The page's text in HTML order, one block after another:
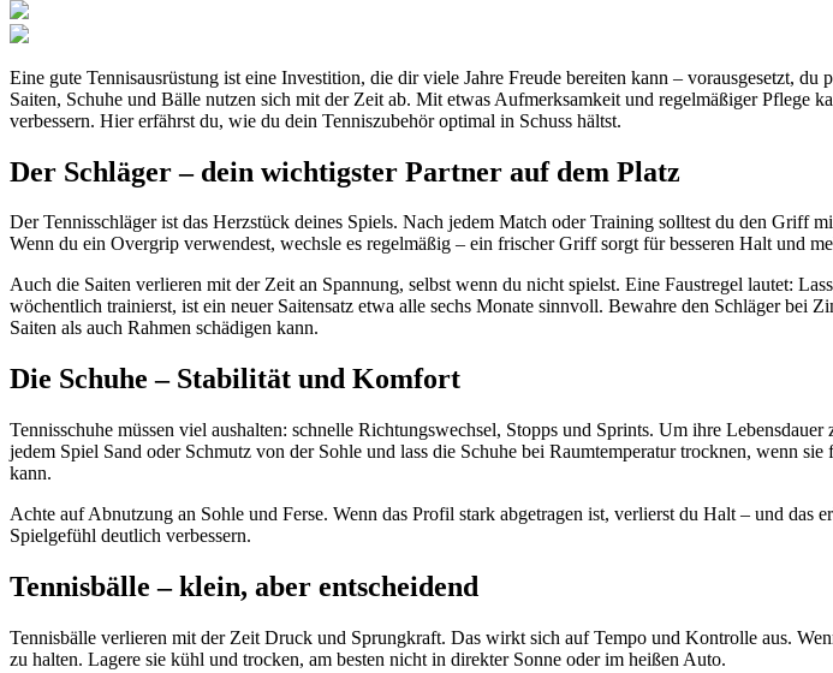
Eine gute Tennisausrüstung ist eine Investition, die dir viele Jahre Freude bereiten kann – vorausgesetzt,
Saiten, Schuhe und Bälle nutzen sich mit der Zeit ab. Mit etwas Aufmerksamkeit und regelmäßiger Pflege
verbessern. Hier erfährst du, wie du dein Tenniszubehör optimal in Schuss hältst.
Der Schläger – dein wichtigster Partner auf dem Platz
Der Tennisschläger ist das Herzstück deines Spiels. Nach jedem Match oder Training solltest du den
Wenn du ein Overgrip verwendest, wechsle es regelmäßig – ein frischer Griff sorgt für besseren Halt und
Auch die Saiten verlieren mit der Zeit an Spannung, selbst wenn du nicht spielst. Eine Faustregel lautet:
wöchentlich trainierst, ist ein neuer Saitensatz etwa alle sechs Monate sinnvoll. Bewahre den Schläger
Saiten als auch Rahmen schädigen kann.
Die Schuhe – Stabilität und Komfort
Tennisschuhe müssen viel aushalten: schnelle Richtungswechsel, Stopps und Sprints. Um ihre
jedem Spiel Sand oder Schmutz von der Sohle und lass die Schuhe bei Raumtemperatur trocknen, wenn
kann.
Achte auf Abnutzung an Sohle und Ferse. Wenn das Profil stark abgetragen ist, verlierst du Halt – und
Spielgefühl deutlich verbessern.
Tennisbälle – klein, aber entscheidend
Tennisbälle verlieren mit der Zeit Druck und Sprungkraft. Das wirkt sich auf Tempo und Kontrolle aus.
zu halten. Lagere sie kühl und trocken, am besten nicht in direkter Sonne oder im heißen Auto.